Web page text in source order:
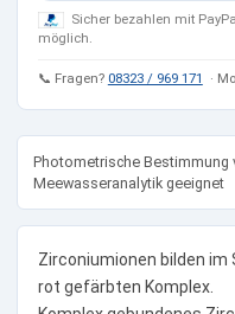
Sicher bezahlen mit
möglich.
📞 Fragen? 08323 / 969 171 ·
Photometrische Bestimmung
Meewasseranalytik geeignet
Zirconiumionen bilden im
rot gefärbten Komplex.